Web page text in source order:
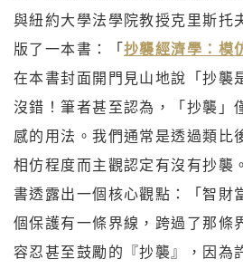
與紐約大學法學院教授克里斯托
版了一本書：「抄襲經濟學：模
在本書封面開門見山地說「抄襲
沒錯！筆者甚至認為，「抄襲」
感的用法。我們通常是透過類比
相仿程度而主觀認定有沒有抄襲
書透露出一個核心觀點：「智財
個保護有一條界線，跨過了那條
容忍甚至鼓勵的『抄襲』，因為